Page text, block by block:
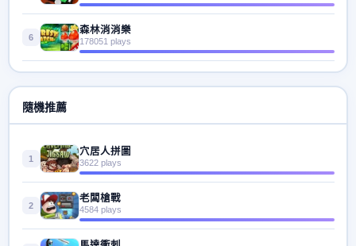
6
森林消消樂
178051 plays
隨機推薦
1
穴居人拼圖
3622 plays
2
老闆槍戰
4584 plays